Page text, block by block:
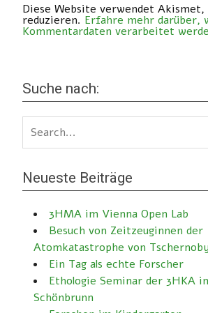
Diese Website verwendet Akismet,
reduzieren. Erfahre mehr darüber,
Kommentardaten verarbeitet
Suche nach:
Neueste Beiträge
3HMA im Vienna Open Lab
Besuch von Zeitzeuginnen der
Atomkatastrophe von
Ein Tag als echte Forscher
Ethologie Seminar der 3HKA
Schönbrunn